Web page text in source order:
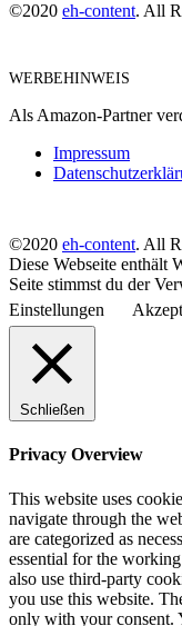
©2020 eh-content. All
WERBEHINWEIS
Als Amazon-Partner
Impressum
©2020 eh-content. All
Diese Webseite enthält
Seite stimmst du der
Einstellungen
Schließen
Privacy Overview
This website uses
navigate through the
are categorized as
essential for the
also use third-party
you use this website.
only with your consent.